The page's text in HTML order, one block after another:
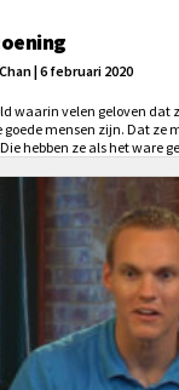
| 6 februari 2020
waarin velen geloven dat
mensen zijn. Dat ze
hebben ze als het ware
jou, maar om Hem - hét